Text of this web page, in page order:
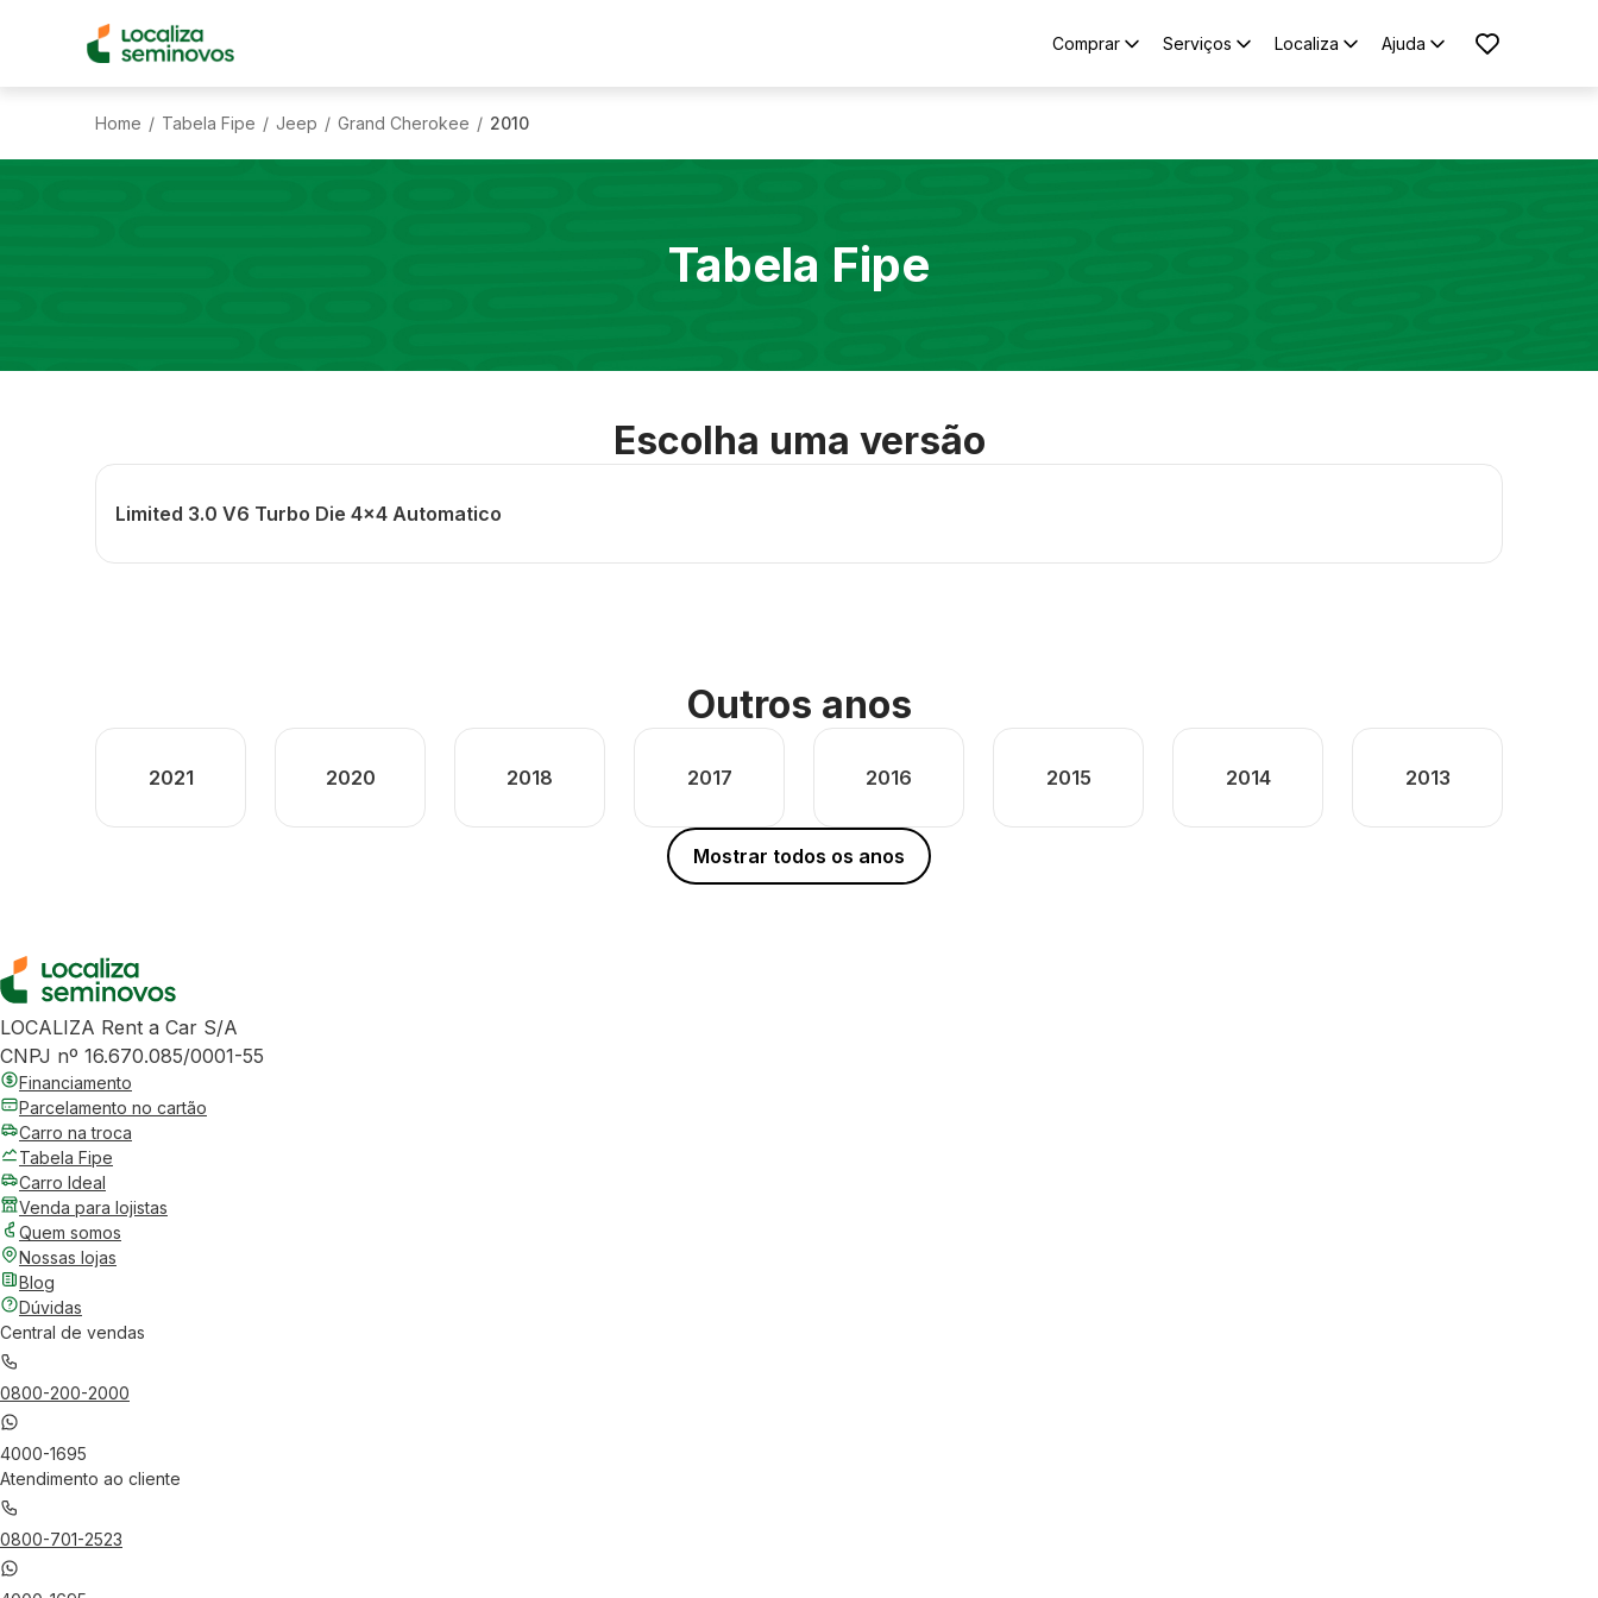
Comprar Serviços Localiza Ajuda
Home / Tabela Fipe / Jeep / Grand Cherokee / 2010
Tabela Fipe
Escolha uma versão
Limited 3.0 V6 Turbo Die 4x4 Automatico
Outros anos
2021 2020 2018 2017 2016 2015 2014 2013
Mostrar todos os anos
LOCALIZA Rent a Car S/A
CNPJ nº 16.670.085/0001-55
Financiamento
Parcelamento no cartão
Carro na troca
Tabela Fipe
Carro Ideal
Venda para lojistas
Quem somos
Nossas lojas
Blog
Dúvidas
Central de vendas
0800-200-2000
4000-1695
Atendimento ao cliente
0800-701-2523